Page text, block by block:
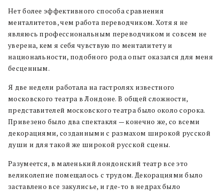
Нет более эффективного способа сравнения
менталитетов, чем работа переводчиком. Хотя я не
являюсь профессиональным переводчиком и совсем не
уверена, кем я себя чувствую по менталитету и
национальности, подобного рода опыт оказался для меня
бесценным.
Я две недели работала на гастролях известного
московского театра в Лондоне. В общей сложности,
представителей московского театра было около сорока.
Привезено было два спектакля — конечно же, со всеми
декорациями, созданными с размахом широкой русской
души и для такой же широкой русской сцены.
Разумеется, в маленький лондонский театр все это
великолепие помещалось с трудом. Декорациями было
заставлено все закулисье, и где-то в недрах было